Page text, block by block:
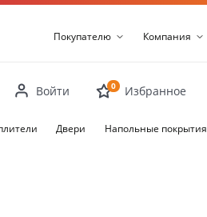
Покупателю Компания
Войти 0 Избранное
Двери Напольные покрытия